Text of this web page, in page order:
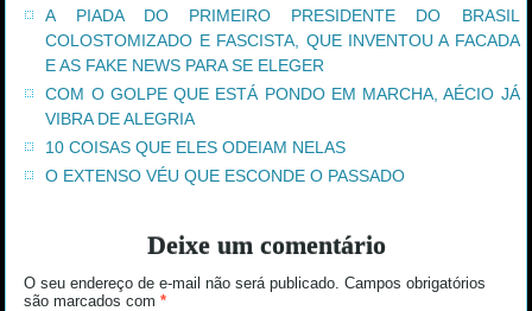
A PIADA DO PRIMEIRO PRESIDENTE DO BRASIL
COLOSTOMIZADO E FASCISTA, QUE INVENTOU A FACADA
E AS FAKE NEWS PARA SE ELEGER
COM O GOLPE QUE ESTÁ PONDO EM MARCHA, AÉCIO JÁ
VIBRA DE ALEGRIA
10 COISAS QUE ELES ODEIAM NELAS
O EXTENSO VÉU QUE ESCONDE O PASSADO
Deixe um comentário
O seu endereço de e-mail não será publicado. Campos obrigatórios
são marcados com*